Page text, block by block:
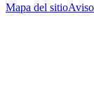
Mapa del sitio